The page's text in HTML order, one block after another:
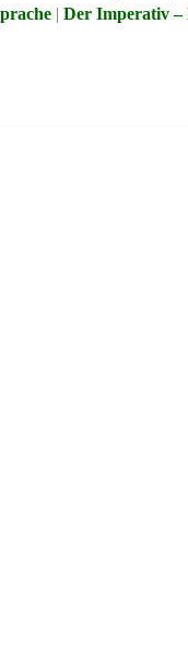
|Der Imperativ –